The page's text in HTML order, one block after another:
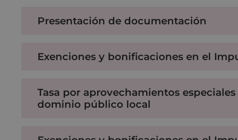
Presentación de documentación
Exenciones y bonificaciones en el
Tasa por aprovechamientos
dominio público local